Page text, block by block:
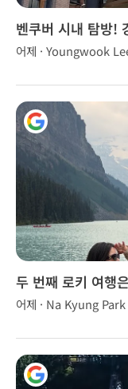
벤쿠버 시내 탐방!
어제 · Youngwook
두 번째 로키 여행
어제 · Na Kyung Park